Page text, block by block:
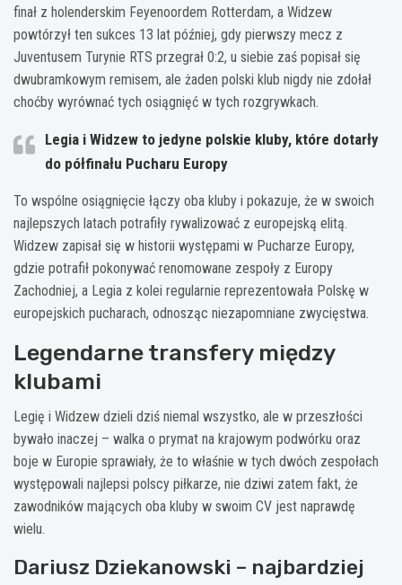
finał z holenderskim Feyenoordem Rotterdam, a Widzew
powtórzył ten sukces 13 lat później, gdy pierwszy mecz z
Juventusem Turynie RTS przegrał 0:2, u siebie zaś popisał się
dwubramkowym remisem, ale żaden polski klub nigdy nie zdołał
choćby wyrównać tych osiągnięć w tych rozgrywkach.
Legia i Widzew to jedyne polskie kluby, które dotarły
do półfinału Pucharu Europy
To wspólne osiągnięcie łączy oba kluby i pokazuje, że w swoich
najlepszych latach potrafiły rywalizować z europejską elitą.
Widzew zapisał się w historii występami w Pucharze Europy,
gdzie potrafił pokonywać renomowane zespoły z Europy
Zachodniej, a Legia z kolei regularnie reprezentowała Polskę w
europejskich pucharach, odnosząc niezapomniane zwycięstwa.
Legendarne transfery między
klubami
Legię i Widzew dzieli dziś niemal wszystko, ale w przeszłości
bywało inaczej – walka o prymat na krajowym podwórku oraz
boje w Europie sprawiały, że to właśnie w tych dwóch zespołach
występowali najlepsi polscy piłkarze, nie dziwi zatem fakt, że
zawodników mających oba kluby w swoim CV jest naprawdę
wielu.
Dariusz Dziekanowski – najbardziej